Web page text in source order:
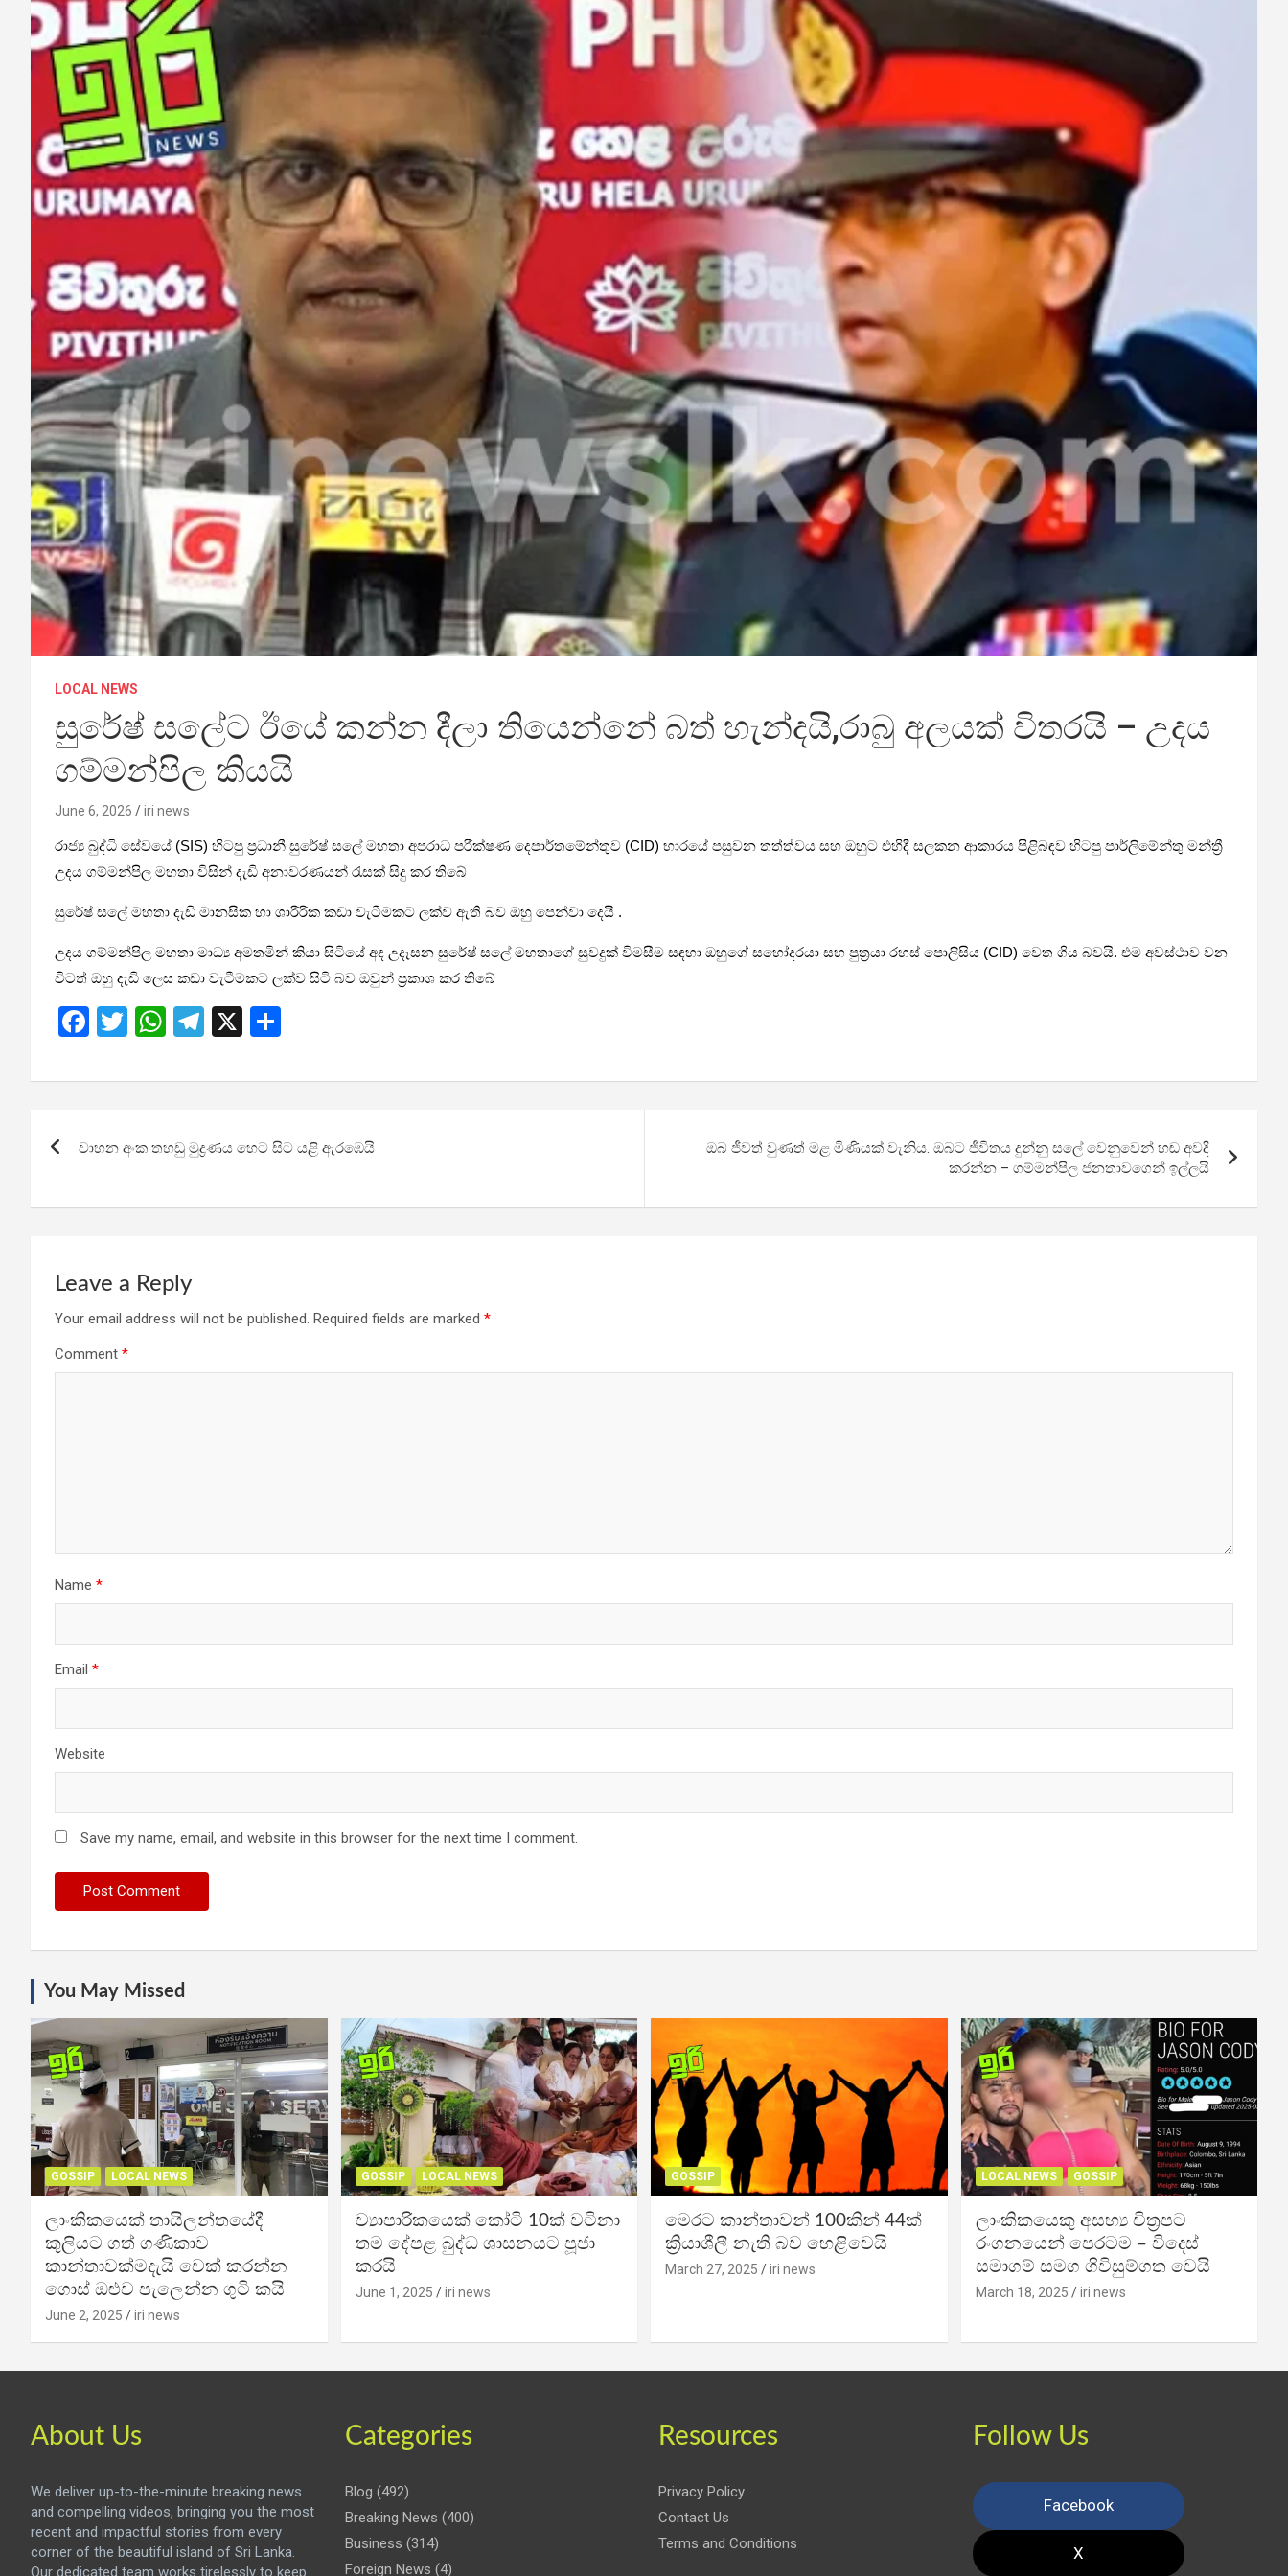
LOCAL NEWS
සුරේෂ් සලේට ඊයේ කන්න දීලා තියෙන්නේ බත් හැන්දයි,රාබු අලයක් විතරයි – උදය
ගම්මන්පිල කියයි
June 6, 2026 iri news
රාජ්‍ය බුද්ධි සේවයේ (SIS) හිටපු ප්‍රධානී සුරේෂ් සලේ මහතා අපරාධ පරීක්ෂණ දෙපාර්තමේන්තුව (CID) භාරයේ පසුවන තත්ත්වය සහ ඔහුට එහිදී සලකන ආකාරය පිළිබඳව හිටපු පාර්ලිමේන්තු මන්ත්‍රී
උදය ගම්මන්පිල මහතා විසින් දැඩි අනාවරණයන් රැසක් සිදු කර තිබේ
සුරේෂ් සලේ මහතා දැඩි මානසික හා ශාරීරික කඩා වැටීමකට ලක්ව ඇති බව ඔහු පෙන්වා දෙයි .
උදය ගම්මන්පිල මහතා මාධ්‍ය අමතමින් කියා සිටියේ අද උදෑසන සුරේෂ් සලේ මහතාගේ සුවදුක් විමසීම සඳහා ඔහුගේ සහෝදරයා සහ පුත්‍රයා රහස් පොලිසිය (CID) වෙත ගිය බවයි. එම අවස්ථාව වන
විටත් ඔහු දැඩි ලෙස කඩා වැටීමකට ලක්ව සිටි බව ඔවුන් ප්‍රකාශ කර තිබේ
F
ce
o
k
T
tt
W
at
A
p
T
e
a
X
ar
navigation
වාහන අංක තහඩු මුද්‍රණය හෙට සිට යළි ඇරඹෙයි
ඔබ ජීවත් වුණත් මළ මිණියක් වැනිය. ඔබට ජීවිතය දුන්නු සලේ වෙනුවෙන් හඬ අවදි
කරන්න – ගම්මන්පිල ජනතාවගෙන් ඉල්ලයි
Leave a Reply
Your email address will not be published. Required fields are marked *
Comment *
Name *
Email *
Website
Save my name, email, and website in this browser for the next time I comment.
You May Missed
GOSSIP LOCAL NEWS
ලාංකිකයෙක් තායිලන්තයේදී
කුලියට ගත් ගණිකාව
කාන්තාවක්මදැයි චෙක් කරන්න
ගොස් ඔළුව පැලෙන්න ගුටි කයි
June 2, 2025 iri news
GOSSIP LOCAL NEWS
ව්‍යාපාරිකයෙක් කෝටි 10ක් වටිනා
තම දේපළ බුද්ධ ශාසනයට පූජා
කරයි
June 1, 2025 iri news
GOSSIP
මෙරට කාන්තාවන් 100කින් 44ක්
ක්‍රියාශීලී නැති බව හෙළිවෙයි
March 27, 2025 iri news
LOCAL NEWS GOSSIP
ලාංකිකයෙකු අසභ්‍ය චිත්‍රපට
රංගනයෙන් පෙරටම – විදෙස්
සමාගම් සමග ගිවිසුම්ගත වෙයි
March 18, 2025 iri news
About Us
We deliver up-to-the-minute breaking news
and compelling videos, bringing you the most
recent and impactful stories from every
corner of the beautiful island of Sri Lanka.
Our dedicated team works tirelessly to keep
Categories
Blog (492)
Breaking News (400)
Business (314)
Foreign News (4)
Resources
Privacy Policy
Contact Us
Terms and Conditions
Follow Us
Facebook
X